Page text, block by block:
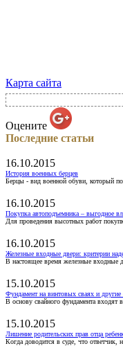
Карта сайта
Оцените
Последние статьи
16.10.2015
История военных берцев
Берцы - вид военной обуви, который
16.10.2015
Покупка автоподъемника – выгодное
Для проведения высотных работ
16.10.2015
Железные входные двери: критерии
В настоящее время железные входные
15.10.2015
Фундамент на винтовых сваях и другие
В основу свайного фундамента входят
15.10.2015
Лишение родительских прав отца
Когда доводится в суде, что